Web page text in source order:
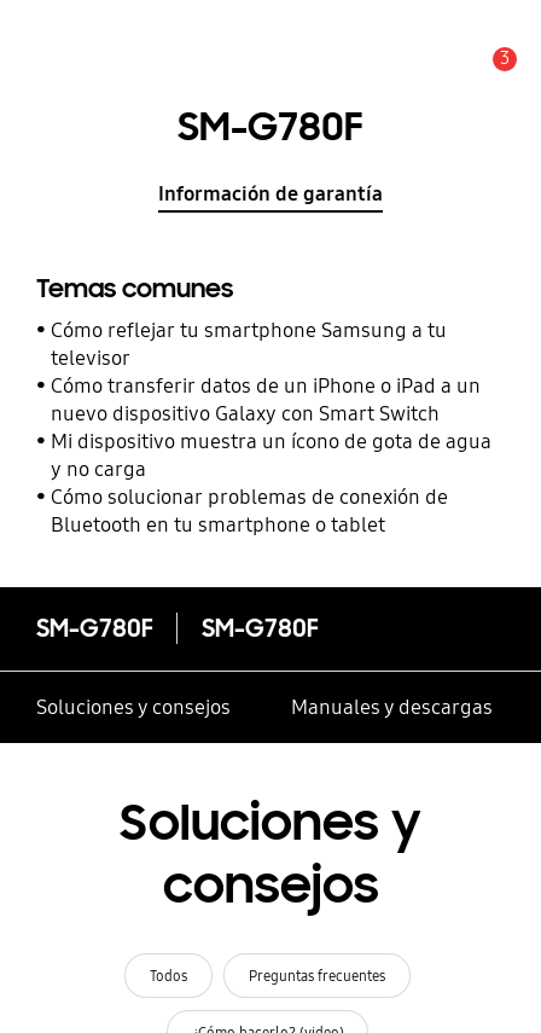
3
SM-G780F
Información de garantía
Temas comunes
Cómo reflejar tu smartphone Samsung a tu
televisor
Cómo transferir datos de un iPhone o iPad a un
nuevo dispositivo Galaxy con Smart Switch
Mi dispositivo muestra un ícono de gota de agua
y no carga
Cómo solucionar problemas de conexión de
Bluetooth en tu smartphone o tablet
SM-G780F SM-G780F
Soluciones y consejos Manuales y descargas
Soluciones y
consejos
Todos Preguntas frecuentes